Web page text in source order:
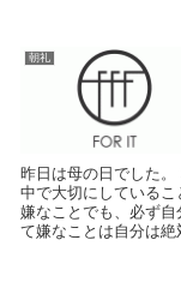
朝礼
昨日は母の日でした
中で大切にしている
嫌なことでも、必ず
て嫌なことは自分は絶